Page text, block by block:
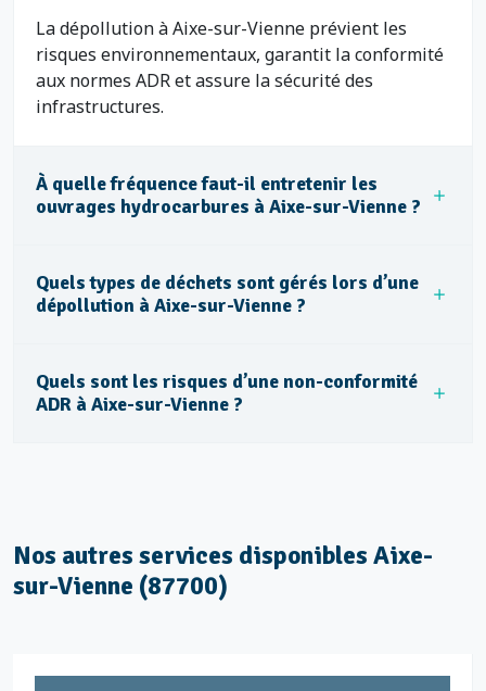
La dépollution à Aixe-sur-Vienne prévient les
risques environnementaux, garantit la conformité
aux normes ADR et assure la sécurité des
infrastructures.
À quelle fréquence faut-il entretenir les
ouvrages hydrocarbures à Aixe-sur-Vienne ?
Quels types de déchets sont gérés lors d’une
dépollution à Aixe-sur-Vienne ?
Quels sont les risques d’une non-conformité
ADR à Aixe-sur-Vienne ?
Nos autres services disponibles Aixe-
sur-Vienne (87700)